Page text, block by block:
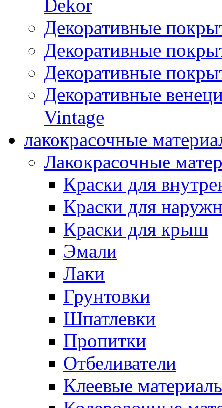
Dekor
Декоративные
Декоративные
Декоративные
Декоративные
Vintage
лакокрасочные
Лакокрасочные
Краски для
Краски для
Краски для крыш
Эмали
Лаки
Грунтовки
Шпатлевки
Пропитки
Отбеливатели
Клеевые